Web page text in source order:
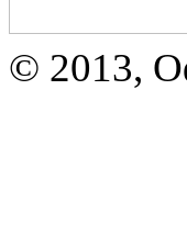
© 2013,